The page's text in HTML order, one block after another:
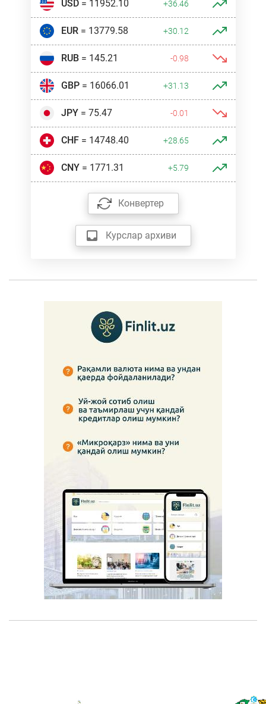
USD= 11952.10 +36.46
EUR= 13779.58 +30.12
RUB= 145.21 -0.98
GBP= 16066.01 +31.13
JPY= 75.47 -0.01
CHF= 14748.40 +28.65
CNY= 1771.31 +5.79
Конвертер
Курслар архиви